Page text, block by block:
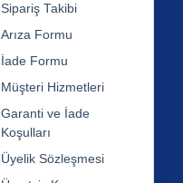
Sipariş Takibi
Arıza Formu
İade Formu
Müşteri Hizmetleri
Garanti ve İade
Koşulları
Üyelik Sözleşmesi